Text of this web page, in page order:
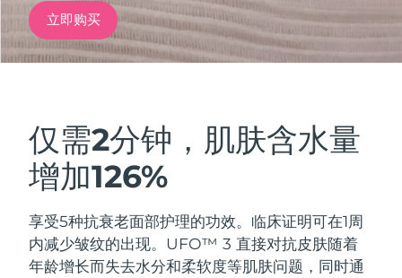
立即购买
仅需2分钟，肌肤含水量
增加126%
享受5种抗衰老面部护理的功效。临床证明可在1周
内减少皱纹的出现。UFO™ 3 直接对抗皮肤随着
年龄增长而失去水分和柔软度等肌肤问题，同时通
红光疗法
LUNA™ 4 套装
Anti-aging massage
BEAR™ 2 套装
Microcurrent toning
加拿大 预计送达日期
奥地利 预计送达日期 8/10/26
巴林
比利时 预计送达日期 8/10/26
百慕大 预计送达日期8/16/26